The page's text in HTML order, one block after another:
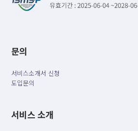
문의
서비스소개서 신청
도입문의
서비스 소개